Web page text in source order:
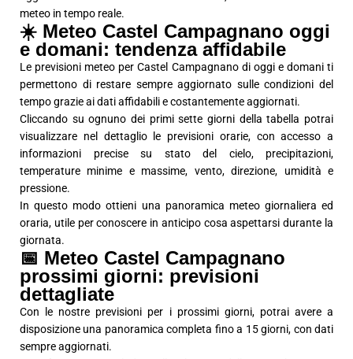
meteo in tempo reale.
☀️ Meteo Castel Campagnano oggi
e domani: tendenza affidabile
Le previsioni meteo per Castel Campagnano di oggi e domani ti
permettono di restare sempre aggiornato sulle condizioni del
tempo grazie ai dati affidabili e costantemente aggiornati.
Cliccando su ognuno dei primi sette giorni della tabella potrai
visualizzare nel dettaglio le previsioni orarie, con accesso a
informazioni precise su stato del cielo, precipitazioni,
temperature minime e massime, vento, direzione, umidità e
pressione.
In questo modo ottieni una panoramica meteo giornaliera ed
oraria, utile per conoscere in anticipo cosa aspettarsi durante la
giornata.
📅 Meteo Castel Campagnano
prossimi giorni: previsioni
dettagliate
Con le nostre previsioni per i prossimi giorni, potrai avere a
disposizione una panoramica completa fino a 15 giorni, con dati
sempre aggiornati.